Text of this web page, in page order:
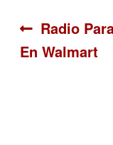
de
Anterior:
Radio
En Walmart